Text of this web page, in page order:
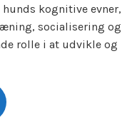
hunds kognitive evner,
socialisering og
rolle i at udvikle og